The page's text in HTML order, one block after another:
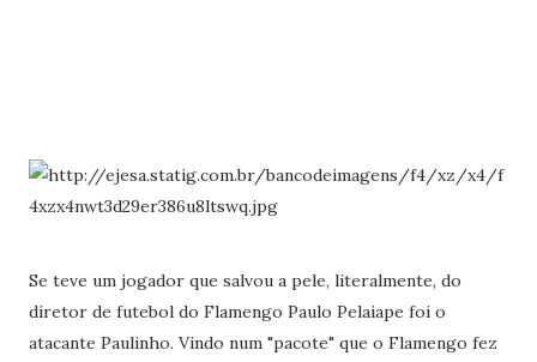
Se teve um jogador que salvou a pele, literalmente, do
diretor de futebol do Flamengo Paulo Pelaiape foi o
atacante Paulinho. Vindo num "pacote" que o Flamengo fez